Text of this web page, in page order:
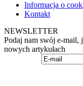
Informacja o
Kontakt
NEWSLETTER
Podaj nam swój e-mail,
nowych artykułach